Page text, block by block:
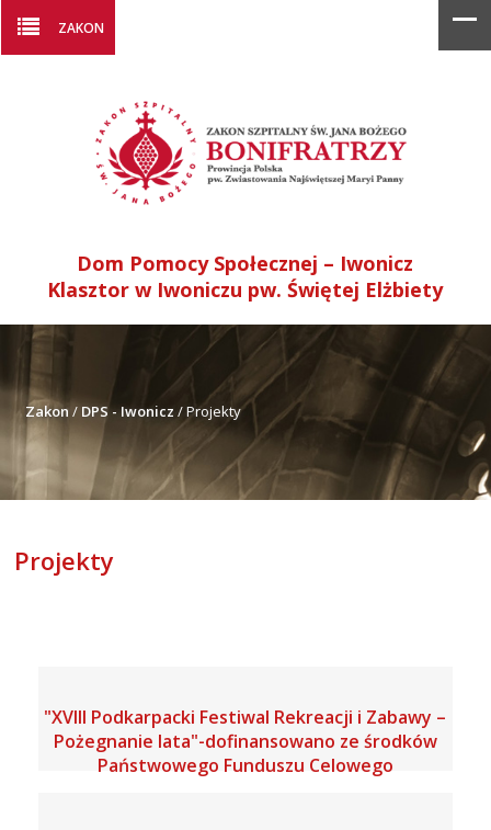
ZAKON
Dom Pomocy Społecznej – Iwonicz
Klasztor w Iwoniczu pw. Świętej Elżbiety
Zakon / DPS - Iwonicz /Projekty
Projekty
"XVIII Podkarpacki Festiwal Rekreacji i Zabawy –
Pożegnanie lata"-dofinansowano ze środków
Państwowego Funduszu Celowego